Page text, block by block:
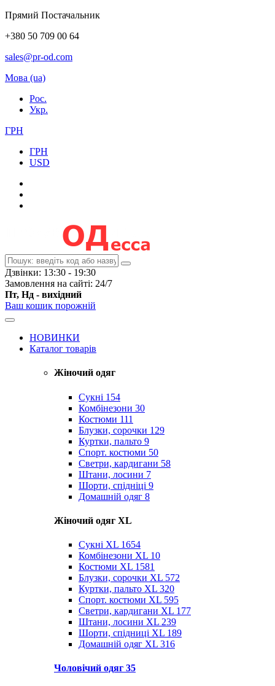
Прямий Постачальник
+380 50 709 00 64
sales@pr-od.com
Мова (ua)
Рос.
Укр.
ГРН
ГРН
USD
Дзвінки: 13:30 - 19:30
Замовлення на сайті: 24/7
Пт, Нд - вихідний
Ваш кошик порожній
НОВИНКИ
Каталог товарів
Жіночий одяг
Сукні 154
Комбінезони 30
Костюми 111
Блузки, сорочки 129
Куртки, пальто 9
Спорт. костюми 50
Светри, кардигани 58
Штани, лосини 7
Шорти, спідніці 9
Домашній одяг 8
Жіночий одяг XL
Cукні XL 1654
Комбінезони XL 10
Костюми XL 1581
Блузки, сорочки XL 572
Куртки, пальто XL 320
Спорт. костюми XL 595
Светри, кардигани XL 177
Штани, лосини XL 239
Шорти, спідниці XL 189
Домашній одяг XL 316
Чоловічий одяг 35